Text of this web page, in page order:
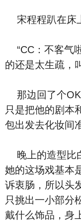
宋程程趴在床
“CC：不客气
的还是太生疏，
那边回了个OK
只是把他的剧本
包出发去化妆间
晚上的造型比
她的这场戏基本
诉衷肠，所以头
只挑出一小部分
戴什么饰品，身